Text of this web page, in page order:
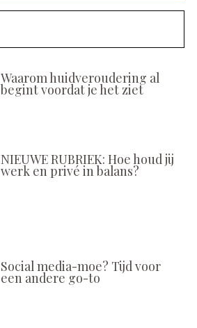
Waarom huidveroudering al
begint voordat je het ziet
NIEUWE RUBRIEK: Hoe houd jij
werk en privé in balans?
Social media-moe? Tijd voor
een andere go-to